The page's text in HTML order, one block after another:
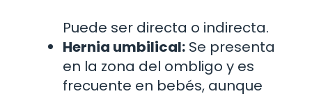
Puede ser directa o indirecta.
Hernia umbilical: Se presenta
en la zona del ombligo y es
frecuente en bebés, aunque